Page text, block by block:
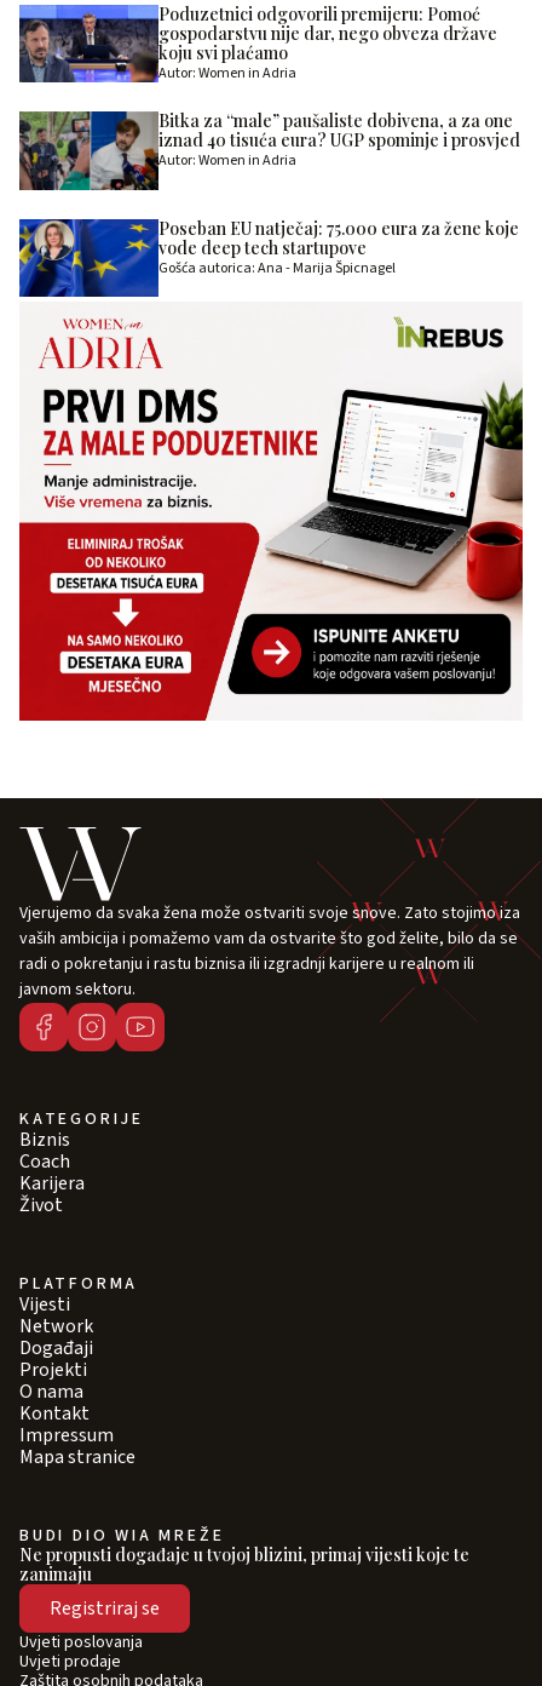
Poduzetnici odgovorili premijeru: Pomoć
gospodarstvu nije dar, nego obveza države
koju svi plaćamo
Autor: Women in Adria
Bitka za “male” paušaliste dobivena, a za one
iznad 40 tisuća eura? UGP spominje i prosvjed
Autor: Women in Adria
Poseban EU natječaj: 75.000 eura za žene koje
vode deep tech startupove
Gošća autorica: Ana - Marija Špicnagel
Vjerujemo da svaka žena može ostvariti svoje snove. Zato stojimo iza
vaših ambicija i pomažemo vam da ostvarite što god želite, bilo da se
radi o pokretanju i rastu biznisa ili izgradnji karijere u realnom ili
javnom sektoru.
KATEGORIJE
Biznis
Coach
Karijera
Život
PLATFORMA
Vijesti
Network
Događaji
Projekti
O nama
Kontakt
Impressum
Mapa stranice
BUDI DIO WIA MREŽE
Ne propusti događaje u tvojoj blizini, primaj vijesti koje te
zanimaju
Registriraj se
Uvjeti poslovanja
Uvjeti prodaje